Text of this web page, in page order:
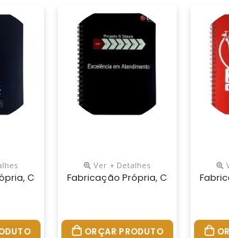
Cadernos Personalizados Do Seu
Ver + Detalhes
Fabricação Própria, Cadernos
ORÇAR PRODUTO